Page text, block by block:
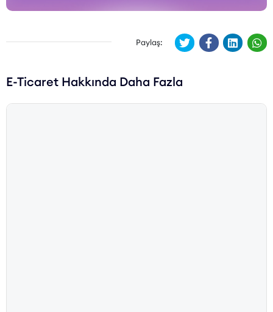
Paylaş:
E-Ticaret Hakkında Daha Fazla